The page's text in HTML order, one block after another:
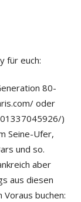
für euch:
80-
oder
)
Seine-Ufer,
und so.
aber
aus diesen
Voraus buchen: